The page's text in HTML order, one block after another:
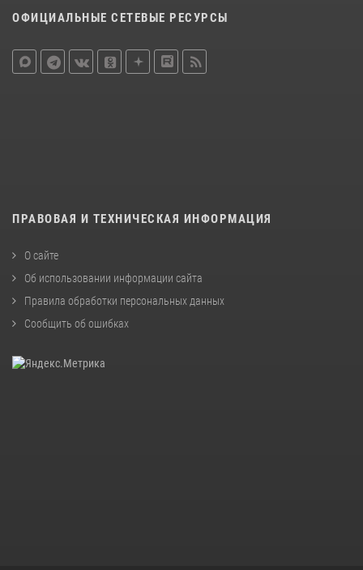
ОФИЦИАЛЬНЫЕ СЕТЕВЫЕ РЕСУРСЫ
ПРАВОВАЯ И ТЕХНИЧЕСКАЯ ИНФОРМАЦИЯ
О сайте
Об использовании информации сайта
Правила обработки персональных данных
Сообщить об ошибках